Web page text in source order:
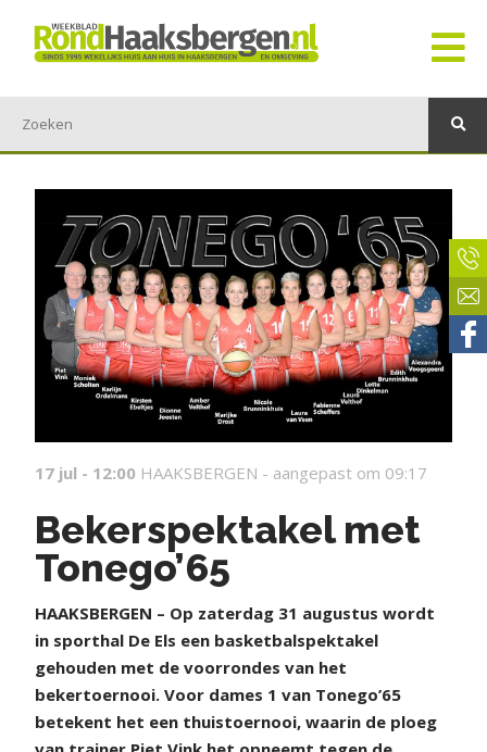
17 jul - 12:00 HAAKSBERGEN - aangepast om 09:17
Bekerspektakel met
Tonego’65
HAAKSBERGEN – Op zaterdag 31 augustus wordt
in sporthal De Els een basketbalspektakel
gehouden met de voorrondes van het
bekertoernooi. Voor dames 1 van Tonego’65
betekent het een thuistoernooi, waarin de ploeg